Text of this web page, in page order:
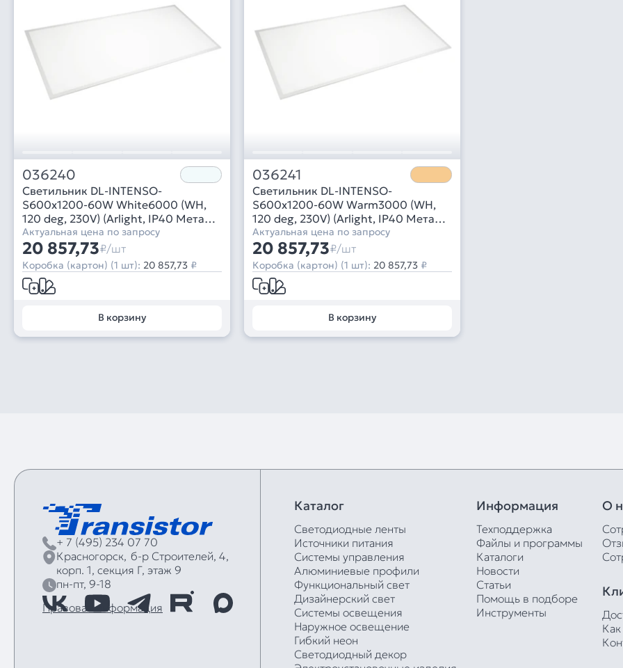
036240
Светильник DL-INTENSO-
S600x1200-60W White6000 (WH,
120 deg, 230V) (Arlight, IP40 Металл,
3 года)
Актуальная цена по запросу
20 857,73₽/шт
Коробка (картон) (1 шт): 20 857,73 ₽
В корзину
036241
Светильник DL-INTENSO-
S600x1200-60W Warm3000 (WH,
120 deg, 230V) (Arlight, IP40 Металл,
3 года)
Актуальная цена по запросу
20 857,73₽/шт
Коробка (картон) (1 шт): 20 857,73 ₽
В корзину
+ 7 (495) 234 07 70
Красногорск, б‑р Строителей, 4,
корп. 1, секция Г, этаж 9
пн-пт, 9-18
Правовая информация
Каталог
Светодиодные ленты
Источники питания
Системы управления
Алюминиевые профили
Функциональный свет
Дизайнерский свет
Системы освещения
Наружное освещение
Гибкий неон
Светодиодный декор
Информация
Техподдержка
Файлы и программы
Каталоги
Новости
Статьи
Помощь в подборе
Инструменты
О
Как